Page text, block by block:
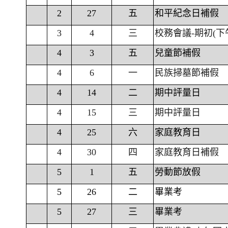
2 27 五
和平紀念日補假
3
4 三
校務會議-期初(下
4
3 五
兒童節補假
4
6 一
民族掃墓節補假
4
14 二
期中評量日
4
15 三
期中評量日
4
25 六
家庭教育日
4
30 四
家庭教育日補假
5
1 五
勞動節放假
5
26 二
畢業考
5
27 三
畢業考